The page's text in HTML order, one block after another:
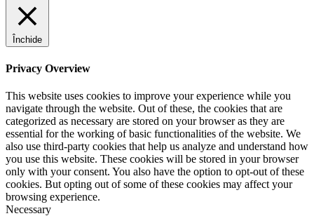
Închide
Privacy Overview
This website uses cookies to improve your experience while you
navigate through the website. Out of these, the cookies that are
categorized as necessary are stored on your browser as they are
essential for the working of basic functionalities of the website. We
also use third-party cookies that help us analyze and understand how
you use this website. These cookies will be stored in your browser
only with your consent. You also have the option to opt-out of these
cookies. But opting out of some of these cookies may affect your
browsing experience.
Necessary